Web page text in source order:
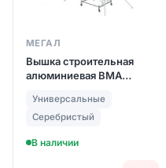
МЕГАЛ
Вышка строительная
алюминиевая ВМА
Универсальные
Серебристый
В наличии